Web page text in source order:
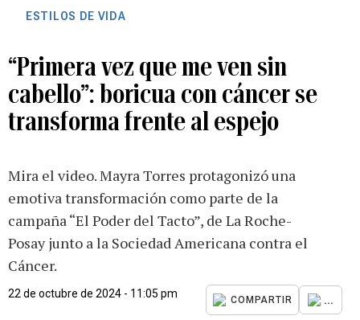
ESTILOS DE VIDA
“Primera vez que me ven sin
cabello”: boricua con cáncer se
transforma frente al espejo
Mira el video. Mayra Torres protagonizó una
emotiva transformación como parte de la
campaña “El Poder del Tacto”, de La Roche-
Posay junto a la Sociedad Americana contra el
Cáncer.
22 de octubre de 2024 - 11:05 pm
COMPARTIR ...